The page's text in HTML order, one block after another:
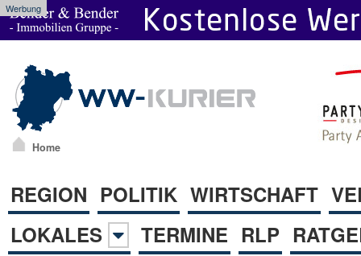
Werbung
Home
REGION POLITIK WIRTSCHAFT
LOKALES
TERMINE RLP